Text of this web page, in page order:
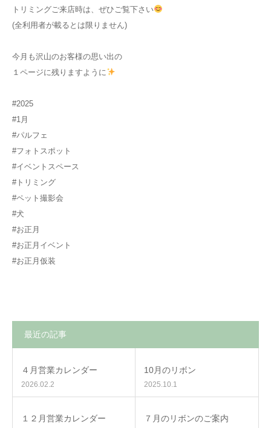
トリミングご来店時は、ぜひご覧下さい
(全利用者が載るとは限りません)
今月も沢山のお客様の思い出の
１ページに残りますように
#2025
#1月
#パルフェ
#フォトスポット
#イベントスペース
#トリミング
#ペット撮影会
#犬
#お正月
#お正月イベント
#お正月仮装
最近の記事
４月営業カレンダー
2026.02.2
10月のリボン
2025.10.1
１２月営業カレンダー ７月のリボンのご案内